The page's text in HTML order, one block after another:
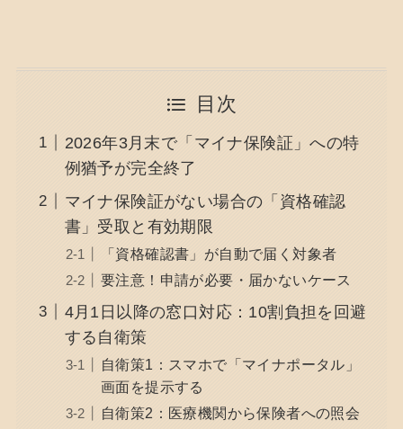
目次
2026年3月末で「マイナ保険証」への特
例猶予が完全終了
マイナ保険証がない場合の「資格確認
書」受取と有効期限
「資格確認書」が自動で届く対象者
要注意！申請が必要・届かないケース
4月1日以降の窓口対応：10割負担を回避
する自衛策
自衛策1：スマホで「マイナポータル」
画面を提示する
自衛策2：医療機関から保険者への照会